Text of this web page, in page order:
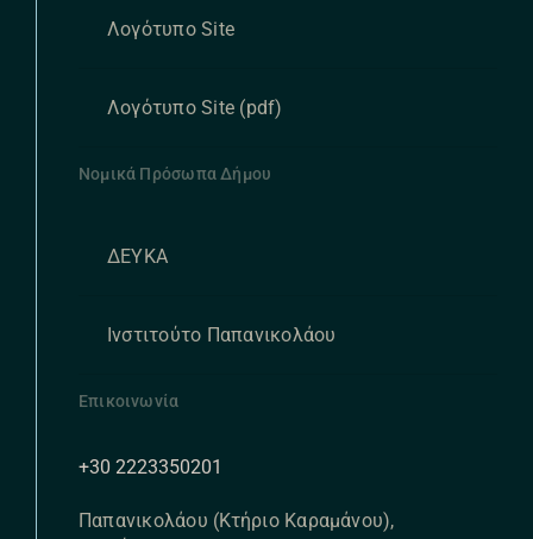
Λογότυπο Site
Λογότυπο Site (pdf)
Νομικά Πρόσωπα Δήμου
ΔΕΥΚΑ
Ινστιτούτο Παπανικολάου
Επικοινωνία
+30 2223350201
Παπανικολάου (Κτήριο Καραμάνου),